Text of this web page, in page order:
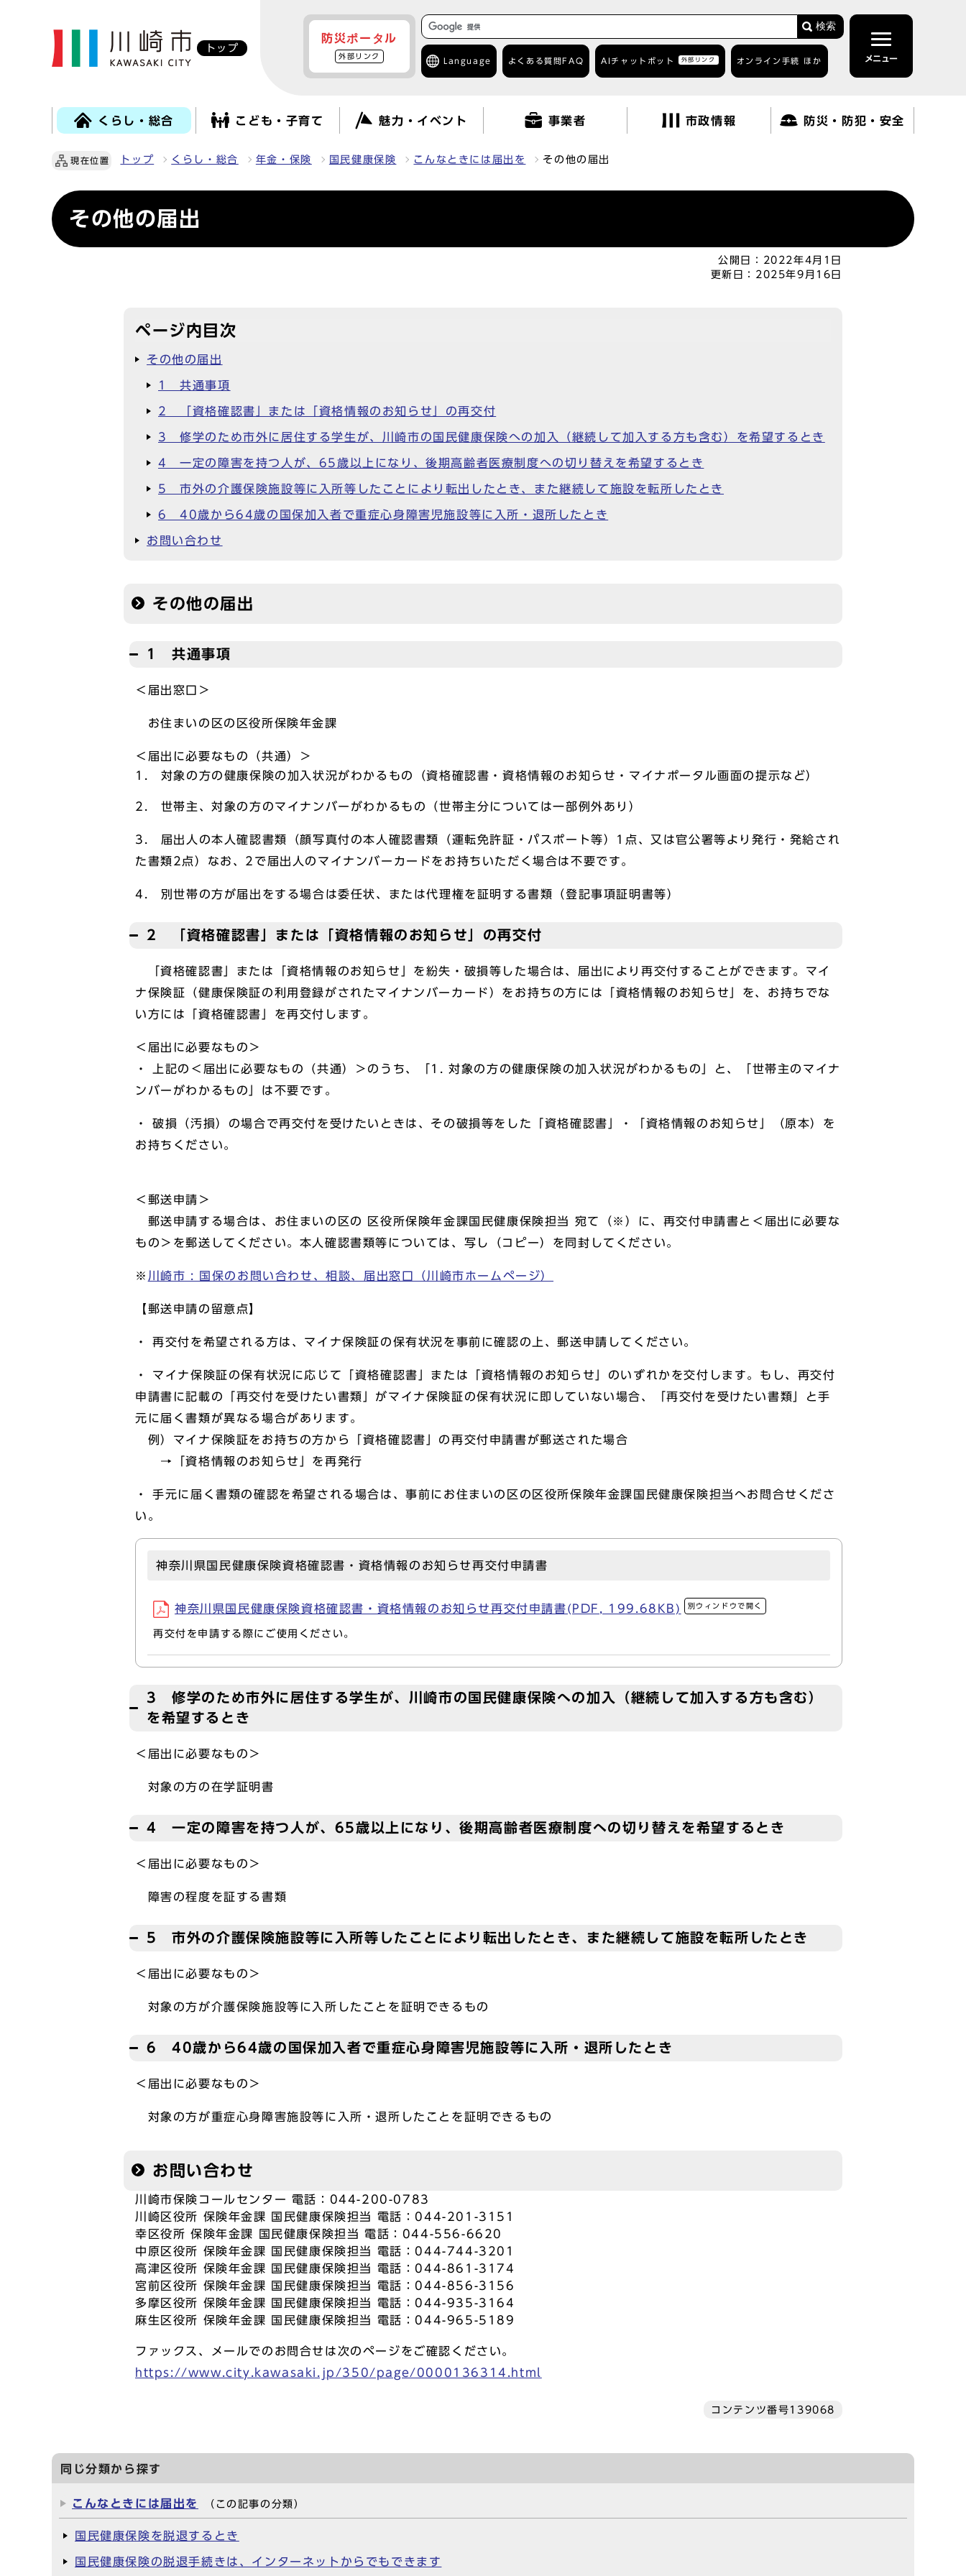
トップ
防災ポータル
外部リンク
検索
Language よくある質問 FAQ AIチャットボット 外部リンク オンライン手続 ほか メニュー
くらし・総合 こども・子育て 魅力・イベント 事業者 市政情報 防災・防犯・安全
現在位置 トップ くらし・総合 年金・保険 国民健康保険 こんなときには届出を その他の届出
その他の届出
公開日：
2022年4月1日
更新日： 2025年9月16日
ページ内目次
その他の届出
1 共通事項
2 「資格確認書」または「資格情報のお知らせ」の再交付
3 修学のため市外に居住する学生が、川崎市の国民健康保険への加入（継続して加入する方も含む）を希望するとき
4 一定の障害を持つ人が、65歳以上になり、後期高齢者医療制度への切り替えを希望するとき
5 市外の介護保険施設等に入所等したことにより転出したとき、また継続して施設を転所したとき
6 40歳から64歳の国保加入者で重症心身障害児施設等に入所・退所したとき
お問い合わせ
その他の届出
1 共通事項
＜届出窓口＞
お住まいの区の区役所保険年金課
＜届出に必要なもの（共通）＞
1. 対象の方の健康保険の加入状況がわかるもの（資格確認書・資格情報のお知らせ・マイナポータル画面の提示など）
2. 世帯主、対象の方のマイナンバーがわかるもの（世帯主分については一部例外あり）
3. 届出人の本人確認書類（顔写真付の本人確認書類（運転免許証・パスポート等）1点、又は官公署等より発行・発給され
た書類2点）なお、2で届出人のマイナンバーカードをお持ちいただく場合は不要です。
4. 別世帯の方が届出をする場合は委任状、または代理権を証明する書類（登記事項証明書等）
2 「資格確認書」または「資格情報のお知らせ」の再交付
「資格確認書」または「資格情報のお知らせ」を紛失・破損等した場合は、届出により再交付することができます。マイ
ナ保険証（健康保険証の利用登録がされたマイナンバーカード）をお持ちの方には「資格情報のお知らせ」を、お持ちでな
い方には「資格確認書」を再交付します。
＜届出に必要なもの＞
・ 上記の＜届出に必要なもの（共通）＞のうち、「1. 対象の方の健康保険の加入状況がわかるもの」と、「世帯主のマイナ
ンバーがわかるもの」は不要です。
・ 破損（汚損）の場合で再交付を受けたいときは、その破損等をした「資格確認書」・「資格情報のお知らせ」（原本）を
お持ちください。
＜郵送申請＞
郵送申請する場合は、お住まいの区の 区役所保険年金課国民健康保険担当 宛て（※）に、再交付申請書と＜届出に必要な
もの＞を郵送してください。本人確認書類等については、写し（コピー）を同封してください。
※ 川崎市 : 国保のお問い合わせ、相談、届出窓口（川崎市ホームページ）
【郵送申請の留意点】
・ 再交付を希望される方は、マイナ保険証の保有状況を事前に確認の上、郵送申請してください。
・ マイナ保険証の保有状況に応じて「資格確認書」または「資格情報のお知らせ」のいずれかを交付します。もし、再交付
申請書に記載の「再交付を受けたい書類」がマイナ保険証の保有状況に即していない場合、「再交付を受けたい書類」と手
元に届く書類が異なる場合があります。
例）マイナ保険証をお持ちの方から「資格確認書」の再交付申請書が郵送された場合
→「資格情報のお知らせ」を再発行
・ 手元に届く書類の確認を希望される場合は、事前にお住まいの区の区役所保険年金課国民健康保険担当へお問合せくださ
い。
神奈川県国民健康保険資格確認書・資格情報のお知らせ再交付申請書
神奈川県国民健康保険資格確認書・資格情報のお知らせ再交付申請書(PDF, 199.68KB) 別ウィンドウで開く
再交付を申請する際にご使用ください。
3 修学のため市外に居住する学生が、川崎市の国民健康保険への加入（継続して加入する方も含む）
を希望するとき
＜届出に必要なもの＞
対象の方の在学証明書
4 一定の障害を持つ人が、65歳以上になり、後期高齢者医療制度への切り替えを希望するとき
＜届出に必要なもの＞
障害の程度を証する書類
5 市外の介護保険施設等に入所等したことにより転出したとき、また継続して施設を転所したとき
＜届出に必要なもの＞
対象の方が介護保険施設等に入所したことを証明できるもの
6 40歳から64歳の国保加入者で重症心身障害児施設等に入所・退所したとき
＜届出に必要なもの＞
対象の方が重症心身障害施設等に入所・退所したことを証明できるもの
お問い合わせ
川崎市保険コールセンター 電話：044-200-0783
川崎区役所 保険年金課 国民健康保険担当 電話：044-201-3151
幸区役所 保険年金課 国民健康保険担当 電話：044-556-6620
中原区役所 保険年金課 国民健康保険担当 電話：044-744-3201
高津区役所 保険年金課 国民健康保険担当 電話：044-861-3174
宮前区役所 保険年金課 国民健康保険担当 電話：044-856-3156
多摩区役所 保険年金課 国民健康保険担当 電話：044-935-3164
麻生区役所 保険年金課 国民健康保険担当 電話：044-965-5189
ファックス、メールでのお問合せは次のページをご確認ください。
https://www.city.kawasaki.jp/350/page/0000136314.html
コンテンツ番号139068
同じ分類から探す
こんなときには届出を （この記事の分類）
国民健康保険を脱退するとき
国民健康保険の脱退手続きは、インターネットからでもできます